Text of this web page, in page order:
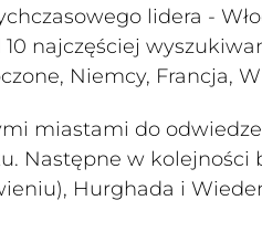
lidera -
najczęściej
Niemcy, Francja,
miastami do
Następne w kolejności
Hurghada i